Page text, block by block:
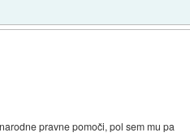
pravne pomoči, pol sem mu pa